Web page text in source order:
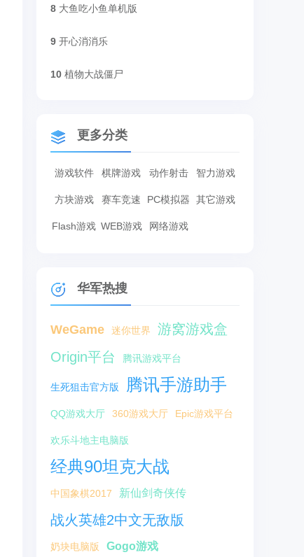
8 大鱼吃小鱼单机版
9 开心消消乐
10 植物大战僵尸
更多分类
游戏软件 棋牌游戏 动作射击 智力游戏
方块游戏 赛车竞速 PC模拟器 其它游戏
Flash游戏 WEB游戏 网络游戏
华军热搜
WeGame 迷你世界
游窝游戏盒
Origin平台
腾讯游戏平台
生死狙击官方版 腾讯手游助手
QQ游戏大厅 360游戏大厅 Epic游戏平台
欢乐斗地主电脑版
经典90坦克大战
中国象棋2017 新仙剑奇侠传
战火英雄2中文无敌版
奶块电脑版 Gogo游戏